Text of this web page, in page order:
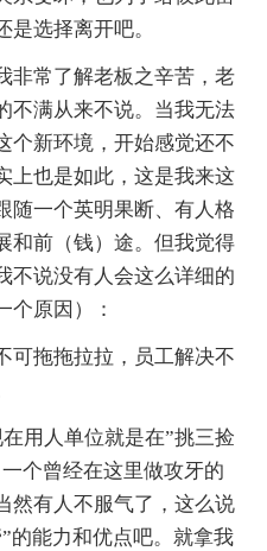
选择离开吧。
非常了解老板之辛苦，老
不满从来不说。当我无法
个新环境，开始感觉还不
上也是如此，这是我来这
随一个英明果断、有人格
和前（钱）途。但我觉得
不说没有人会这么详细的
个原因）：
可拖拖拉拉，员工解决不
用人单位就是在”挑三捡
个曾经在这里做攻牙的
然有人不服气了，这么说
的能力和优点吧。就拿我